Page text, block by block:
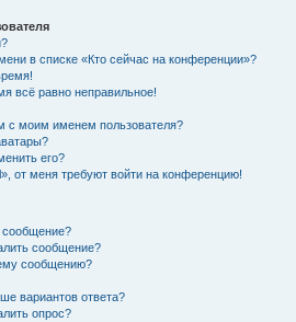
в списке «Кто сейчас на конференции»?
всё равно неправильное!
с моим именем пользователя?
его?
от меня требуют войти на конференцию!
сообщение?
сообщение?
сообщению?
вариантов ответа?
опрос?